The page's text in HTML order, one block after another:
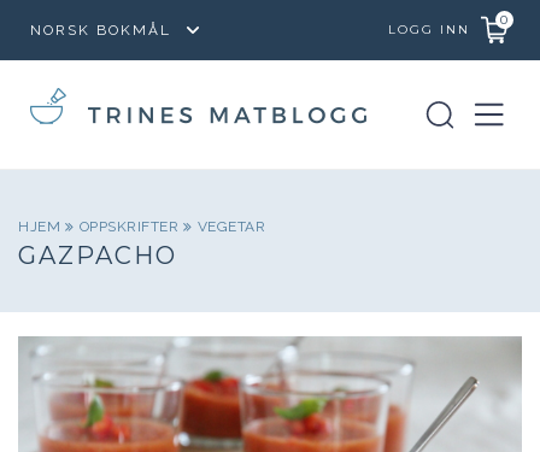
LOGG INN
0
HJEM OPPSKRIFTER VEGETAR
GAZPACHO